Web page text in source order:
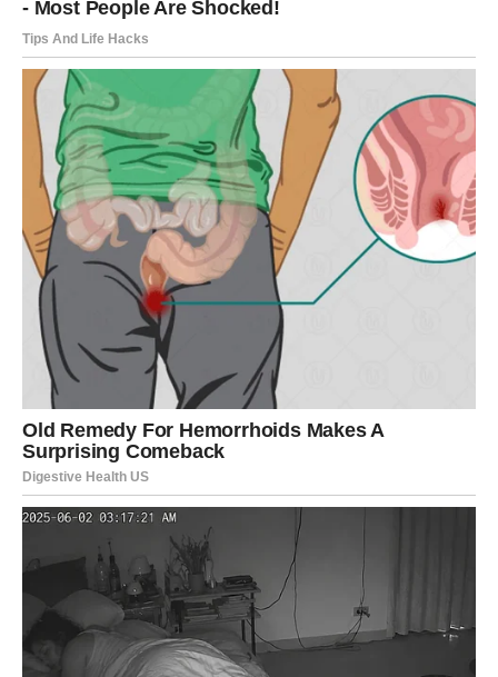
Zvijezde vam donose veoma romantičan i sudbinski
period.
Ako ste slobodni, moguć je susret koji odmah djeluje
posebno i sudbinski.
Ljubav vam mijenja život
Pred vama su trenuci koje ćete dugo pamtiti.
ŠKORPIJA
Pred vama je veoma važna odluka ili razgovor koji mijenja
mnogo toga.
Ono što je dugo bilo nejasno sada konačno dobija pravi
smisao.
Sudbina vam otkriva pravi put
Pred vama su veoma snažni trenuci.